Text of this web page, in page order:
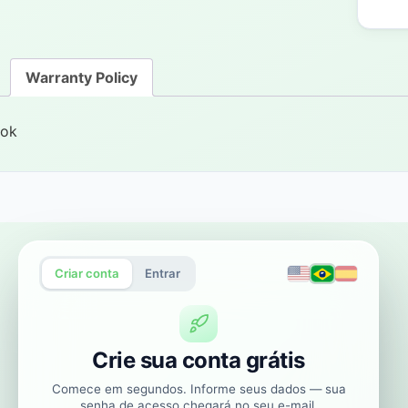
Warranty Policy
ok
Criar conta Entrar
Crie sua conta grátis
Comece em segundos. Informe seus dados — sua